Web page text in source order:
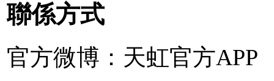
聯係方式
官方微博：天虹官方APP